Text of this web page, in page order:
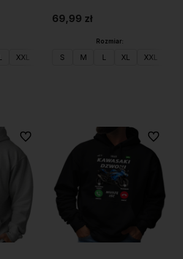
XXL
69,99 zł
Rozmiar:
S M L XL XXL
Do ulubionych Do